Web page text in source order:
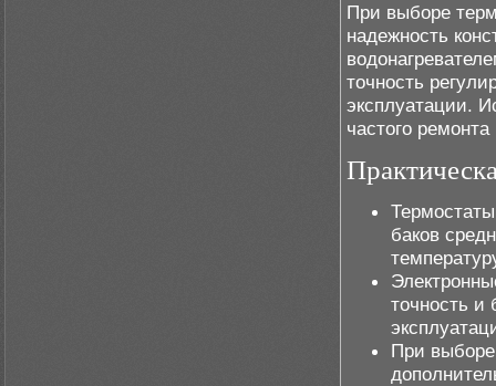
При выборе
надежность
точность
эксплуатации.
частого
баков
точность и
При выборе